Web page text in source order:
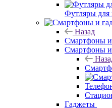
Футляры
Назад
Смартфоны
Смартфоны
Гаджеты